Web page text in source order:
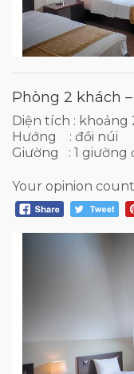
Phòng 2 khách
Diện tích : khoảng
Hướng : đồi núi
Giường : 1 giường
Your opinion